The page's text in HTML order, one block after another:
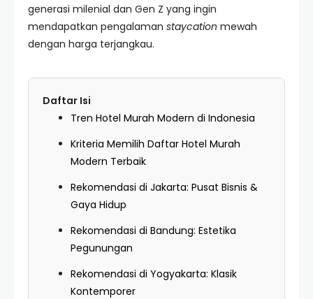
generasi milenial dan Gen Z yang ingin
mendapatkan pengalaman staycation mewah
dengan harga terjangkau.
Daftar Isi
Tren Hotel Murah Modern di Indonesia
Kriteria Memilih Daftar Hotel Murah
Modern Terbaik
Rekomendasi di Jakarta: Pusat Bisnis &
Gaya Hidup
Rekomendasi di Bandung: Estetika
Pegunungan
Rekomendasi di Yogyakarta: Klasik
Kontemporer